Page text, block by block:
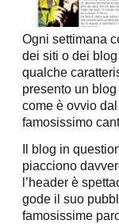
Ogni settimana
dei siti o dei
qualche
presento un blog
come è ovvio
famosissimo
Il blog in
piacciono
l’header è
gode il suo
famosissime